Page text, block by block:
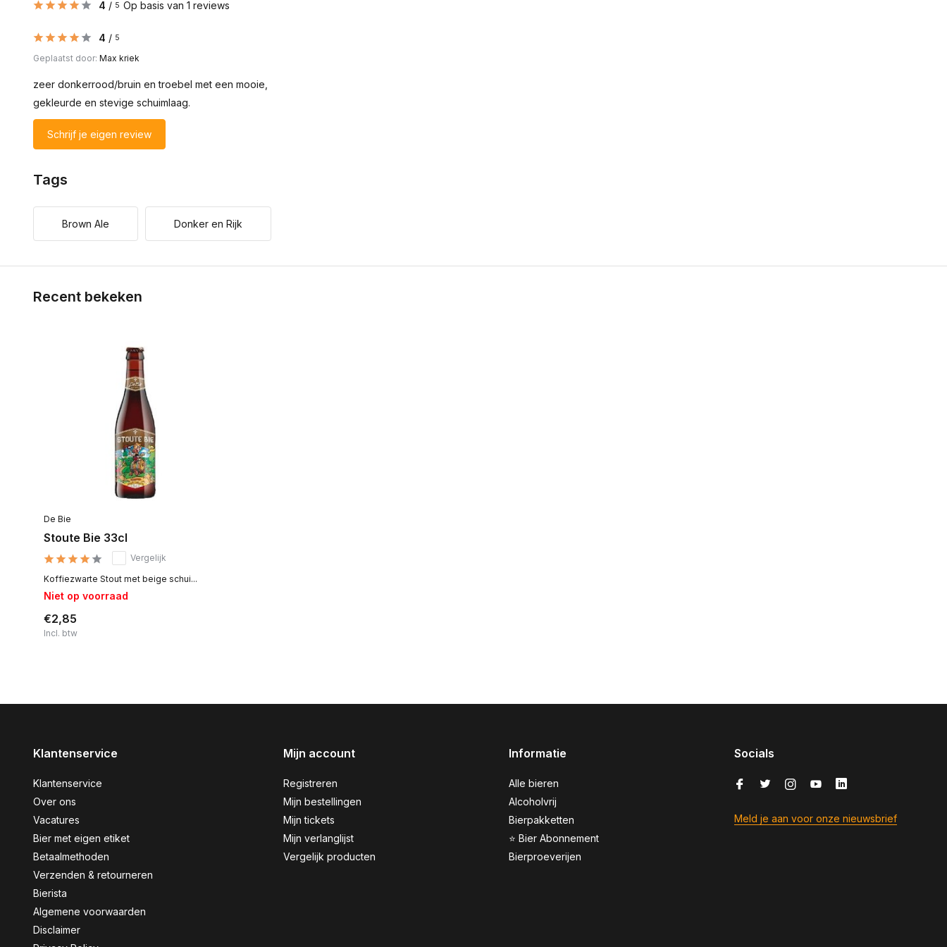
4 / 5 Op basis van 1 reviews
4 / 5
Geplaatst door: Max kriek
zeer donkerrood/bruin en troebel met een mooie,
gekleurde en stevige schuimlaag.
Schrijf je eigen review
Tags
Brown Ale Donker en Rijk
Recent bekeken
De Bie
Stoute Bie 33cl
Vergelijk
Koffiezwarte Stout met beige schui...
Niet op voorraad
€2,85
Incl. btw
Klantenservice
Klantenservice
Over ons
Vacatures
Bier met eigen etiket
Betaalmethoden
Verzenden & retourneren
Bierista
Algemene voorwaarden
Disclaimer
Mijn account
Registreren
Mijn bestellingen
Mijn tickets
Mijn verlanglijst
Vergelijk producten
Informatie
Alle bieren
Alcoholvrij
Bierpakketten
⭐ Bier Abonnement
Bierproeverijen
Socials
Meld je aan voor onze nieuwsbrief